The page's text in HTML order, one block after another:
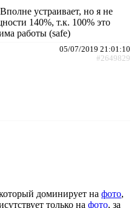
устраивает, но я не
140%, т.к. 100% это
работы (safe)
05/07/2019 21:01:10
#2649829
доминирует на фото,
только на фото, за